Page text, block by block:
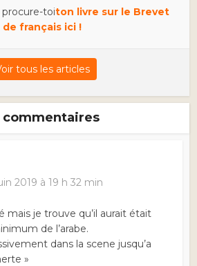
toiton livre sur le Brevet
de français ici !
tous les articles
commentaires
2019 à 19 h 32 min
mais je trouve qu’il aurait était
de l’arabe.
dans la scene jusqu’a
»